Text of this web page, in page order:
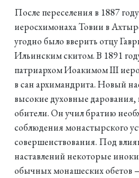
После переселения в 1887
иеросхимонаха Товии в
угодно было вверить отцу
Ильинским скитом. В 1891
патриархом Иоакимом III
в сан архимандрита. Новый
высокие духовные
обители. Он учил братию
соблюдения монастырского
совершенствования. Под
наставлений некоторые
обычных монашеских обетов